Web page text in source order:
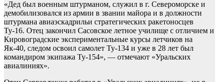
«Дед был военным штурманом, служил в г. Североморске и
демобилизовался из армии в звании майора и в должности
штурмана авиаэскадрильи стратегических ракетоносцев
Ту-16. Отец закончил Сасовское летное училище с отличием и
Кировоградские экспериментальные курсы летчиков на
Як-40, следом освоил самолет Ту-134 и уже в 28 лет был
командиром экипажа Ту-154», — отмечают «Уральских
авиалиниях».